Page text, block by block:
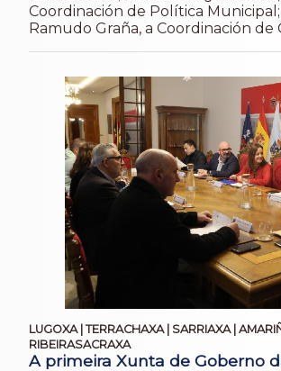
Coordinación de Política
Ramudo Graña, a Coordinación de
LUGOXA | TERRACHAXA | SARRIAXA |
RIBEIRASACRAXA
A primeira Xunta de Goberno